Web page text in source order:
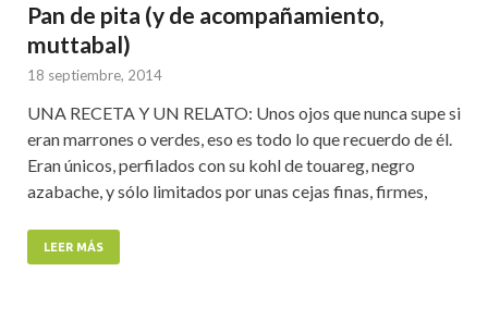
Pan de pita (y de acompañamiento,
muttabal)
18 septiembre, 2014
UNA RECETA Y UN RELATO: Unos ojos que nunca supe si
eran marrones o verdes, eso es todo lo que recuerdo de él.
Eran únicos, perfilados con su kohl de touareg, negro
azabache, y sólo limitados por unas cejas finas, firmes,
LEER MÁS